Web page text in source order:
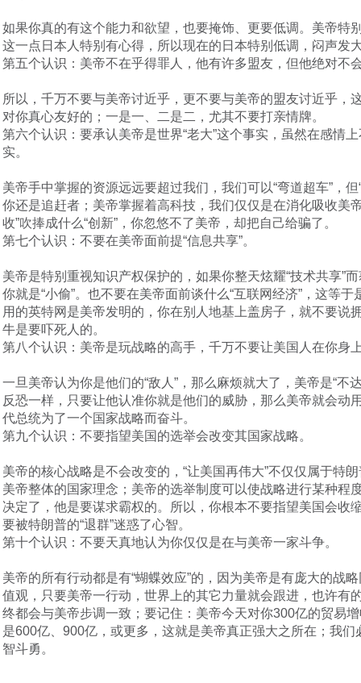
如果你真的有这个能力和欲望，也要掩饰、更要低调。美帝特
这一点日本人特别有心得，所以现在的日本特别低调，闷声发
第五个认识：美帝不在乎得罪人，他有许多盟友，但他绝对不
所以，千万不要与美帝讨近乎，更不要与美帝的盟友讨近乎，
对你真心友好的；一是一、二是二，尤其不要打亲情牌。
第六个认识：要承认美帝是世界“老大”这个事实，虽然在感情
实。
美帝手中掌握的资源远远要超过我们，我们可以“弯道超车”，但
你还是追赶者；美帝掌握着高科技，我们仅仅是在消化吸收美
收”吹捧成什么“创新”，你忽悠不了美帝，却把自己给骗了。
第七个认识：不要在美帝面前提“信息共享”。
美帝是特别重视知识产权保护的，如果你整天炫耀“技术共享”
你就是“小偷”。也不要在美帝面前谈什么“互联网经济”，这等于
用的英特网是美帝发明的，你在别人地基上盖房子，就不要说
牛是要吓死人的。
第八个认识：美帝是玩战略的高手，千万不要让美国人在你身
一旦美帝认为你是他们的“敌人”，那么麻烦就大了，美帝是“不
反恐一样，只要让他认准你就是他们的威胁，那么美帝就会动
代总统为了一个国家战略而奋斗。
第九个认识：不要指望美国的选举会改变其国家战略。
美帝的核心战略是不会改变的，“让美国再伟大”不仅仅属于特
美帝整体的国家理念；美帝的选举制度可以使战略进行某种程
决定了，他是要谋求霸权的。所以，你根本不要指望美国会收
要被特朗普的“退群”迷惑了心智。
第十个认识：不要天真地认为你仅仅是在与美帝一家斗争。
美帝的所有行动都是有“蝴蝶效应”的，因为美帝是有庞大的战
值观，只要美帝一行动，世界上的其它力量就会跟进，也许有
终都会与美帝步调一致；要记住：美帝今天对你300亿的贸易
是600亿、900亿，或更多，这就是美帝真正强大之所在；我
智斗勇。